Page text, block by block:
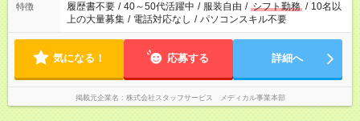
特徴 履歴書不要 / 40～50代活躍中 / 服装自由 / シフト勤務 / 10名以
上の大量募集 / 電話対応なし / パソコンスキル不要
気になる！ 応募する 詳細へ
掲載元企業名 株式会社スタッフサービス メディカル事業本部